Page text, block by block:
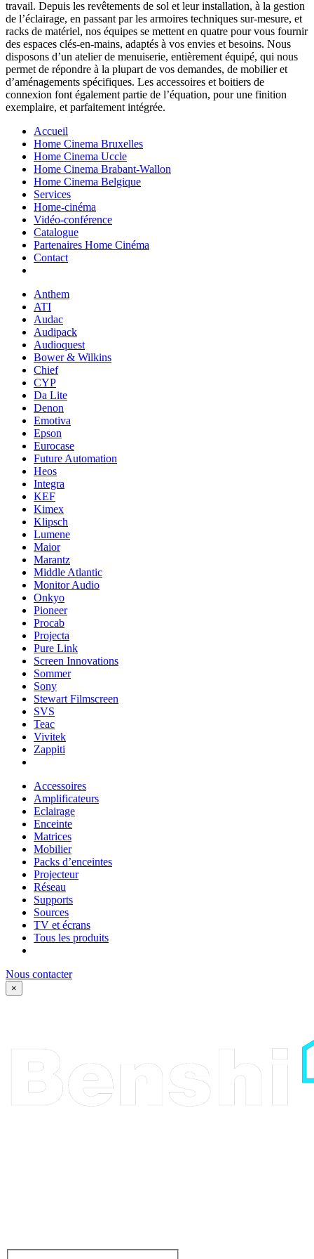
travail. Depuis les revêtements de sol et leur installation, à la gestion
de l’éclairage, en passant par les armoires techniques sur-mesure, et
racks de matériel, nos équipes se mettent en quatre pour vous fournir
des espaces clés-en-mains, adaptés à vos envies et besoins. Nous
disposons d’un atelier de menuiserie, entièrement équipé, qui nous
permet de répondre à la plupart de vos demandes, de mobilier et
d’aménagements spécifiques. Les accessoires et boitiers de
connexion font également partie de l’équation, pour une finition
exemplaire, et parfaitement intégrée.
Accueil
Home Cinema Bruxelles
Home Cinema Uccle
Home Cinema Brabant-Wallon
Home Cinema Belgique
Services
Home-cinéma
Vidéo-conférence
Catalogue
Partenaires Home Cinéma
Contact
Anthem
ATI
Audac
Audipack
Audioquest
Bower & Wilkins
Chief
CYP
Da Lite
Denon
Emotiva
Epson
Eurocase
Future Automation
Heos
Integra
KEF
Kimex
Klipsch
Lumene
Maior
Marantz
Middle Atlantic
Monitor Audio
Onkyo
Pioneer
Procab
Projecta
Pure Link
Screen Innovations
Sommer
Sony
Stewart Filmscreen
SVS
Teac
Vivitek
Zappiti
Accessoires
Amplificateurs
Eclairage
Enceinte
Matrices
Mobilier
Packs d’enceintes
Projecteur
Réseau
Supports
Sources
TV et écrans
Tous les produits
Nous contacter
×